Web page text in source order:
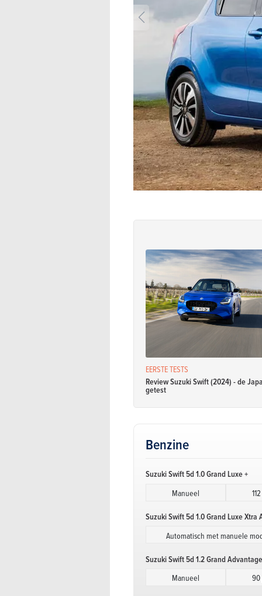
EERSTE TESTS
Review Suzuki Swift (2024) - de
getest
Benzine
Suzuki Swift 5d 1.0 Grand Luxe +
Manueel
Suzuki Swift 5d 1.0 Grand Luxe Xtra
Automatisch met manuele
Suzuki Swift 5d 1.2 Grand Advantage
Manueel